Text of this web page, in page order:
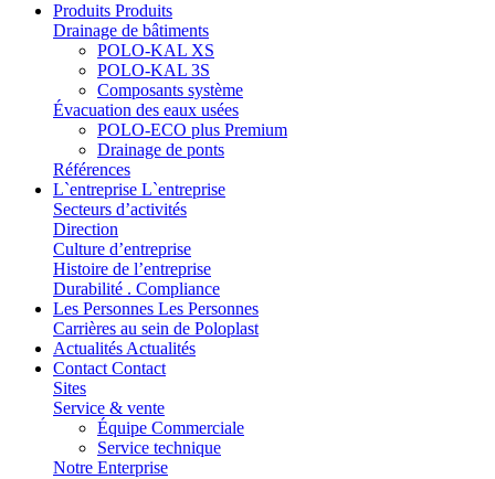
Produits Produits
Drainage de bâtiments
POLO-KAL XS
POLO-KAL 3S
Composants système
Évacuation des eaux usées
POLO-ECO plus Premium
Drainage de ponts
Références
L`entreprise L`entreprise
Secteurs d’activités
Direction
Culture d’entreprise
Histoire de l’entreprise
Durabilité . Compliance
Les Personnes Les Personnes
Carrières au sein de Poloplast
Actualités Actualités
Contact Contact
Sites
Service & vente
Équipe Commerciale
Service technique
Notre Enterprise